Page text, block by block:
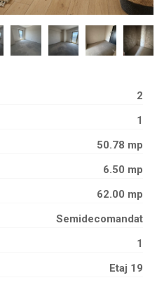
2
1
50.78 mp
6.50 mp
62.00 mp
Semidecomandat
1
Etaj 19